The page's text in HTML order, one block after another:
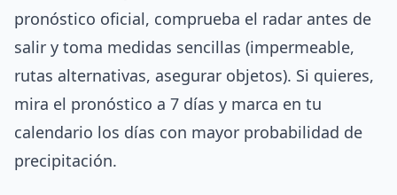
pronóstico oficial, comprueba el radar antes de
salir y toma medidas sencillas (impermeable,
rutas alternativas, asegurar objetos). Si quieres,
mira el pronóstico a 7 días y marca en tu
calendario los días con mayor probabilidad de
precipitación.